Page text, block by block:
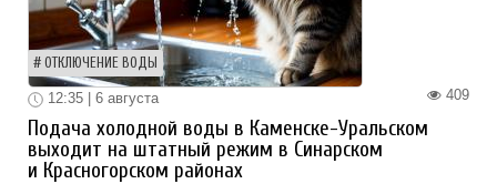
ОТКЛЮЧЕНИЕ ВОДЫ
409
12:35 | 6 августа
Подача холодной воды в Каменске-Уральском
выходит на штатный режим в Синарском
и Красногорском районах